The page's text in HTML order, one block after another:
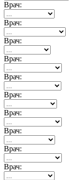
Врач:
Врач:
Врач:
Врач:
Врач:
Врач:
Врач:
Врач:
Врач:
Врач: